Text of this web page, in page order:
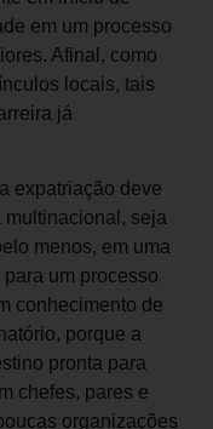
em um processo
Afinal, como
locais, tais
já
expatriação deve
multinacional, seja
menos, em uma
um processo
conhecimento de
porque a
pronta para
chefes, pares e
organizações